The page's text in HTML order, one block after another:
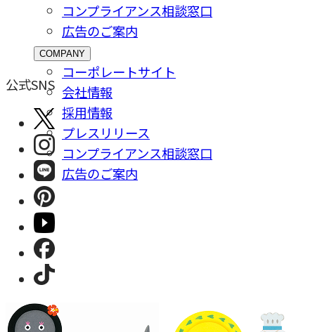
コンプライアンス相談窓⼝
広告のご案内
COMPANY
コーポレートサイト
会社情報
採⽤情報
プレスリリース
コンプライアンス相談窓⼝
広告のご案内
公式SNS